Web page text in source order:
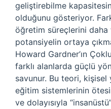
geliştirebilme
olduğunu gösteriyor.
öğretim süreçlerini
potansiyelin ortaya
Howard Gardner’ın
farklı alanlarda güçlü
savunur. Bu teori,
eğitim sistemlerinin
ve dolayısıyla